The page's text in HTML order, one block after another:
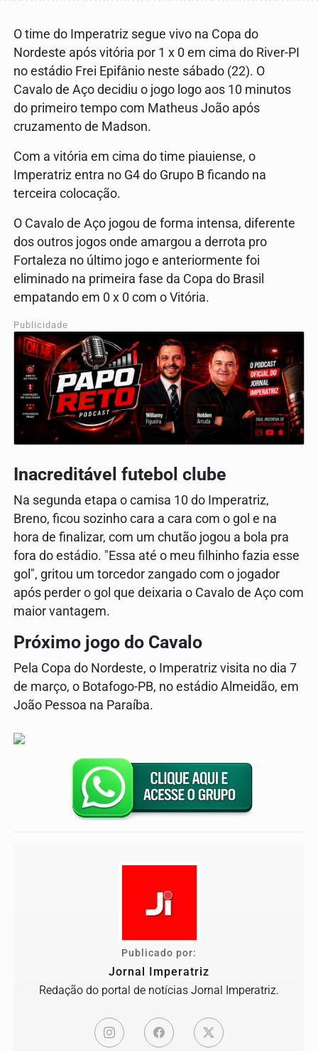
O time do Imperatriz segue vivo na Copa do
Nordeste após vitória por 1 x 0 em cima do River-PI
no estádio Frei Epifânio neste sábado (22). O
Cavalo de Aço decidiu o jogo logo aos 10 minutos
do primeiro tempo com Matheus João após
cruzamento de Madson.
Com a vitória em cima do time piauiense, o
Imperatriz entra no G4 do Grupo B ficando na
terceira colocação.
O Cavalo de Aço jogou de forma intensa, diferente
dos outros jogos onde amargou a derrota pro
Fortaleza no último jogo e anteriormente foi
eliminado na primeira fase da Copa do Brasil
empatando em 0 x 0 com o Vitória.
Publicidade
Inacreditável futebol clube
Na segunda etapa o camisa 10 do Imperatriz,
Breno, ficou sozinho cara a cara com o gol e na
hora de finalizar, com um chutão jogou a bola pra
fora do estádio. "Essa até o meu filhinho fazia esse
gol", gritou um torcedor zangado com o jogador
após perder o gol que deixaria o Cavalo de Aço com
maior vantagem.
Próximo jogo do Cavalo
Pela Copa do Nordeste, o Imperatriz visita no dia 7
de março, o Botafogo-PB, no estádio Almeidão, em
João Pessoa na Paraíba.
Publicado por:
Jornal Imperatriz
Redação do portal de notícias Jornal Imperatriz.